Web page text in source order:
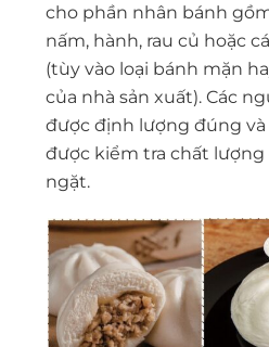
cho phần nhân bánh
nấm, hành, rau củ hoặc
(tùy vào loại bánh mặn
của nhà sản xuất). Các
được định lượng đúng và
được kiểm tra chất
ngặt.